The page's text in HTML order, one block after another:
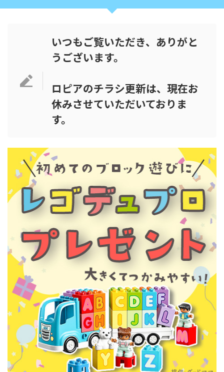
いつもご覧いただき、ありがと
うございます。
ロピアのチラシ更新は、現在お
休みさせていただいておりま
す。